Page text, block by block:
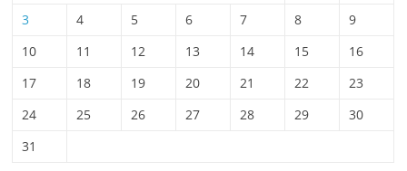
3
4 5 6 7 8
9
10
11 12 13 14 15
16
17
18 19 20 21 22
23
24
25 26 27 28 29
30
31